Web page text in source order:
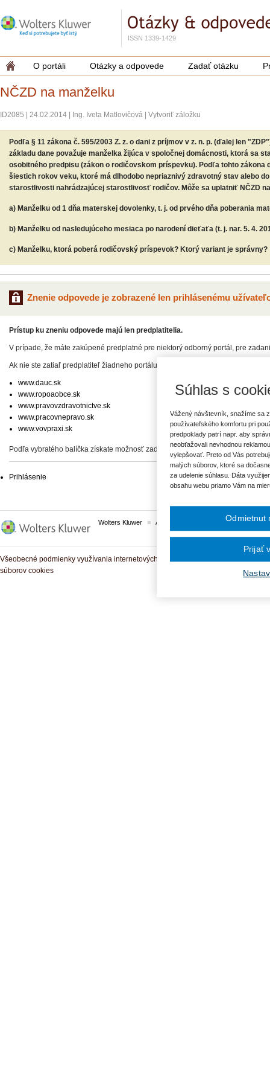
ISSN 1339-1429
O portáli Otázky a odpovede Zadať otázku
NČZD na manželku
ID2085 24.02.2014 Ing. Iveta Matlovičová Vytvoriť záložku
Podľa § 11 zákona č. 595/2003 Z. z. o dani z príjmov v z. n. p. (ďalej len
základu dane považuje manželka žijúca v spoločnej domácnosti, ktorá sa
osobitného predpisu (zákon o rodičovskom príspevku). Podľa tohto
šiestich rokov veku, ktoré má dlhodobo nepriaznivý zdravotný stav alebo
starostlivosti nahrádzajúcej starostlivosť rodičov. Môže sa uplatniť NČZD
a) Manželku od 1 dňa materskej dovolenky, t. j. od prvého dňa poberania
b) Manželku od nasledujúceho mesiaca po narodení dieťaťa (t. j. nar. 5. 4.
c) Manželku, ktorá poberá rodičovský príspevok? Ktorý variant je správny?
Znenie odpovede je zobrazené len prihlásenému
Prístup ku zneniu odpovede majú len predplatitelia.
V prípade, že máte zakúpené predplatné pre niektorý odborný portál, pre
Ak nie ste zatiaľ predplatiteľ žiadneho portálu, vyberte si z našej ponuky:
www.dauc.sk
www.ropoaobce.sk
www.pravovzdravotnictve.sk
www.pracovnepravo.sk
www.vovpraxi.sk
Podľa vybratého balíčka získate možnosť zadať svoje otázky, prípadne prístup
Prihlásenie
Wolters Kluwer ASPI Komplexné právne predpisy
Všeobecné podmienky využívania internetových služieb a komunitných portálov
súborov cookies
Súhlas s
Vážený návštevník, snažíme sa
používateľského komfortu pri
predpoklady patrí napr. aby
neobťažovali nevhodnou
vylepšovať. Preto od Vás
malých súborov, ktoré sa
za udelenie súhlasu. Dáta
obsahu webu priamo Vám na
Odmietnut
Prijať